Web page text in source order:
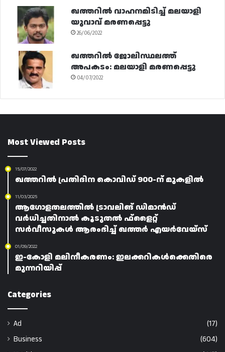
ഖത്തറിൽ വാഹനമിടിച്ച് മലയാളി
യുവാവ് മരണപ്പെട്ടു
26/06/2022
ഖത്തറിൽ ജോലിസ്ഥലത്ത്
അപകടം: മലയാളി മരണപ്പെട്ടു
04/07/2022
Most Viewed Posts
15/07/2022
ഖത്തറിൽ പ്രതിദിന കൊവിഡ് 900-ന് മുകളിൽ
11/03/2025
ആഗോളതലത്തിൽ ട്രാവലിങ് ഡിമാൻഡ്
വർധിച്ചതിനാൽ കൂടുതൽ ഫ്‌ളൈറ്റ്
സർവീസുകൾ ആരംഭിച്ച് ഖത്തർ എയർവേയ്‌സ്
01/09/2022
ഇ-കോളി മലിനീകരണം: ഇലക്കറികൾക്കെതിരെ
മുന്നറിയിപ്പ്
Categories
Ad
(17)
Business
(604)